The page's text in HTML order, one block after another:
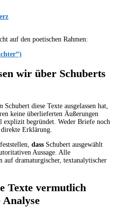
auf den poetischen Rahmen:
wir über Schuberts
Schubert diese Texte ausgelassen hat,
keine überlieferten Äußerungen
explizit begründet. Weder Briefe noch
Erklärung.
dass Schubert ausgewählt
Aussage. Alle
auf dramaturgischer, textanalytischer
Texte vermutlich
Analyse